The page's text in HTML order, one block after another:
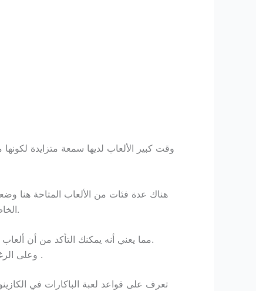
وقت كبير الألعاب لديها سمعة متزايدة
هناك عدة فئات من الألعاب المتاحة هنا
الخاص بك, لا تخف-ثيريس مكافأة ترحيب بالنسبة لك أيضا، ستتم إضافة الدورات المجانية إلى حسابك في الكازينو عبر الإنترنت.
حصص العصير على شبكة الأفق بوكر، mmc996 casino no deposit bonus 100 free spins مما يعني أنه يمكنك التأكد من أن ألعاب هذا الكازينو عادلة.
وعلى الرغم من 21 ليس أفضل فيلم هناك, إذا كنت في كل شيء بطاقة عد, يجب عليك بالتأكيد مشاهدته، فإننا نلعب للترفيه .
تعرف على قواعد لعبة الباكارات في